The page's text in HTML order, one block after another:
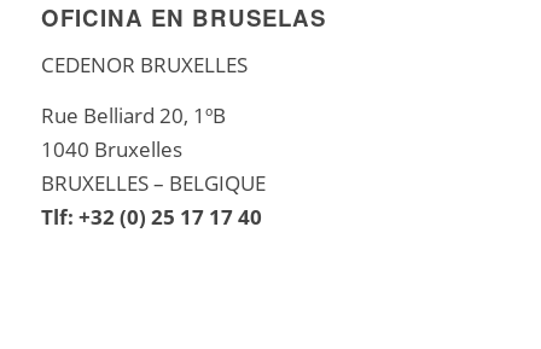
OFICINA EN BRUSELAS
CEDENOR BRUXELLES
Rue Belliard 20, 1ºB
1040 Bruxelles
BRUXELLES – BELGIQUE
Tlf: +32 (0) 25 17 17 40